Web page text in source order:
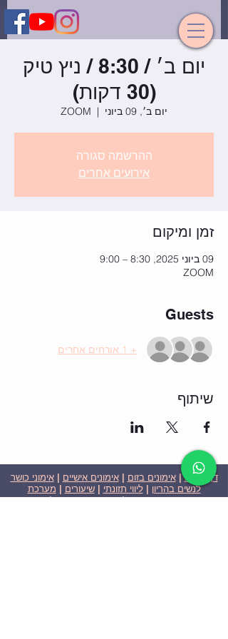
יום ב׳ / 8:30 / ניץ טיק
(30 דקות)
יום ב׳, 09 ביוני
  |
ZOOM
ההרשמה סגורה
אירועים אחרים
זמן ומיקום
09 ביוני 2025, 8:30 – 9:00
ZOOM
Guests
+ 1 אורחים אחרים
שיתוף
דף הבית|אימונים בזום |אימונים אישיים |אימוני כושר
לנשים בהריון |ליווי תזונתי |שיעורים | מערכת
שבועית-אימונים בזום|תוכניות ומחירים|סרטוני